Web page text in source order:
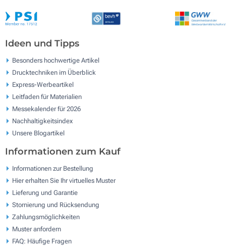
Ideen und Tipps
Besonders hochwertige Artikel
Drucktechniken im Überblick
Express-Werbeartikel
Leitfaden für Materialien
Messekalender für 2026
Nachhaltigkeitsindex
Unsere Blogartikel
Informationen zum Kauf
Informationen zur Bestellung
Hier erhalten Sie Ihr virtuelles Muster
Lieferung und Garantie
Stornierung und Rücksendung
Zahlungsmöglichkeiten
Muster anfordern
FAQ: Häufige Fragen